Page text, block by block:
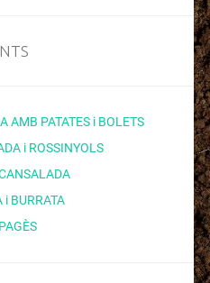
AMB PATATES i BOLETS
i ROSSINYOLS
i BURRATA